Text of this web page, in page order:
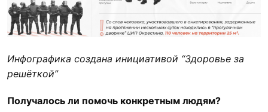
Инфографика создана инициативой “Здоровье за
решёткой”
Получалось ли помочь конкретным людям?